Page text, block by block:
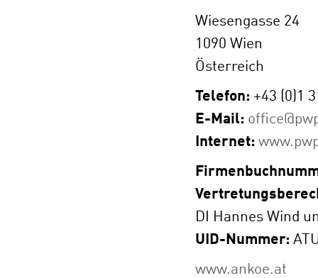
Wiesengasse 24
1090 Wien
Österreich
Telefon: +43 (0)1
E-Mail:
Internet:
DI Hannes Wind
UID-Nummer:
www.ankoe.at